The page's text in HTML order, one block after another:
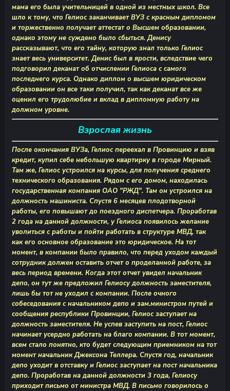
мама его была учительницей в одной из местных школ. Все
шло к тому, что Гелиос заканчивает ВУЗ с красным дипломом
и торжественно получает аттестат о Высшем образовании,
однако этому не суждено было сбыться. Денису
рассказывают, что его тайну, которую знал только Гелиос
знает весь университет. Денис был в ярости, вследствие чего
подговорил деканат об отчислении Гелиоса с самого
последнего курса. Однако диплом о высшем юридическом
образовании он все таки получил, так как деканат все же
оценил его трудолюбие и вклад в дипломную работу на
должном уровне.
Взрослая жизнь
После окончания ВУЗа, Гелиос переехал в Провинцию и взяв
кредит, купил себе небольшую квартирку в городе Мирный.
Там же, Гелиос устроился на курсы, для получения среднего
технического образования. Рядом с его домом, находилась
государственная компания ОАО "РЖД". Там он устроился на
должность машиниста. Спустя 6 месяцев плодотворной
работы, его повышают до поездного диспетчера. Проработав
2 года на данной должности, у Гелиоса появилось желание
уволиться с работы и пойти работать в структуре МВД, так
как его основное образование это юридическое. На тот
момент, в компании было правило, что перед уходом каждый
сотрудник должен оставить отчет о проделанной работе, за
весь период времени. Когда этот отчет увидел начальник
депо, он тут же предложил Гелиосу должность заместителя,
лишь бы тот не уходил с компании. После очного
собеседования с начальником депо и зам.министром путей и
сообщения республики Провинции, Гелиос заступает на
должность заместителя. Не успев заступить на пост, Гелиос
начинает усердно работать на благо компании. В тот момент,
всем стало понятно, кто будет следующим приемником на тот
момент начальник Джексона Теллера. Спустя год, начальник
депо уходит в отставку и Гелиос заступает на пост начальника
депо. Проработав на данной должности 3 года, Гелиосу
приходит письмо от министра МВД. В письмо говорилось о